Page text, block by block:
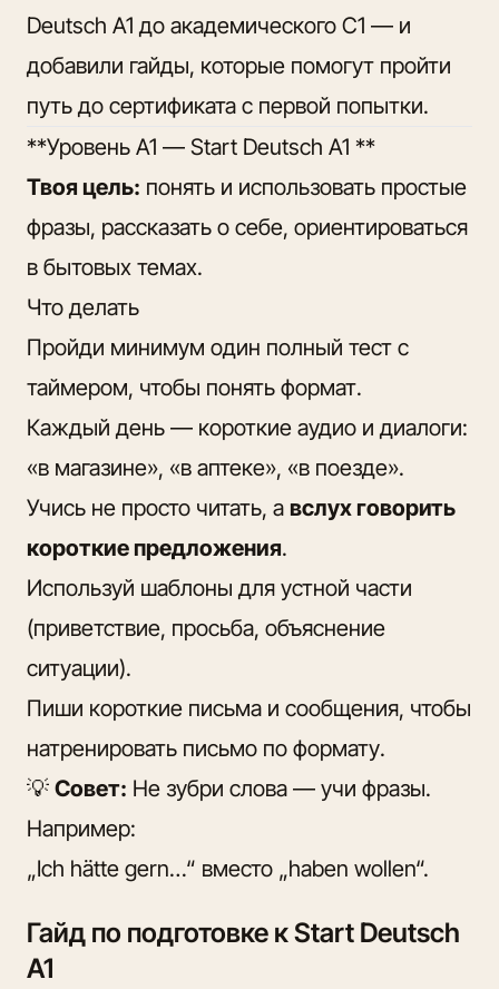
Deutsch A1 до академического C1 — и
добавили гайды, которые помогут пройти
путь до сертификата с первой попытки.
**Уровень A1 — Start Deutsch A1 **
Твоя цель: понять и использовать простые
фразы, рассказать о себе, ориентироваться
в бытовых темах.
Что делать
Пройди минимум один полный тест с
таймером, чтобы понять формат.
Каждый день — короткие аудио и диалоги:
«в магазине», «в аптеке», «в поезде».
Учись не просто читать, а вслух говорить
короткие предложения.
Используй шаблоны для устной части
(приветствие, просьба, объяснение
ситуации).
Пиши короткие письма и сообщения, чтобы
натренировать письмо по формату.
💡 Совет: Не зубри слова — учи фразы.
Например:
„Ich hätte gern…“ вместо „haben wollen“.
Гайд по подготовке к Start Deutsch
A1